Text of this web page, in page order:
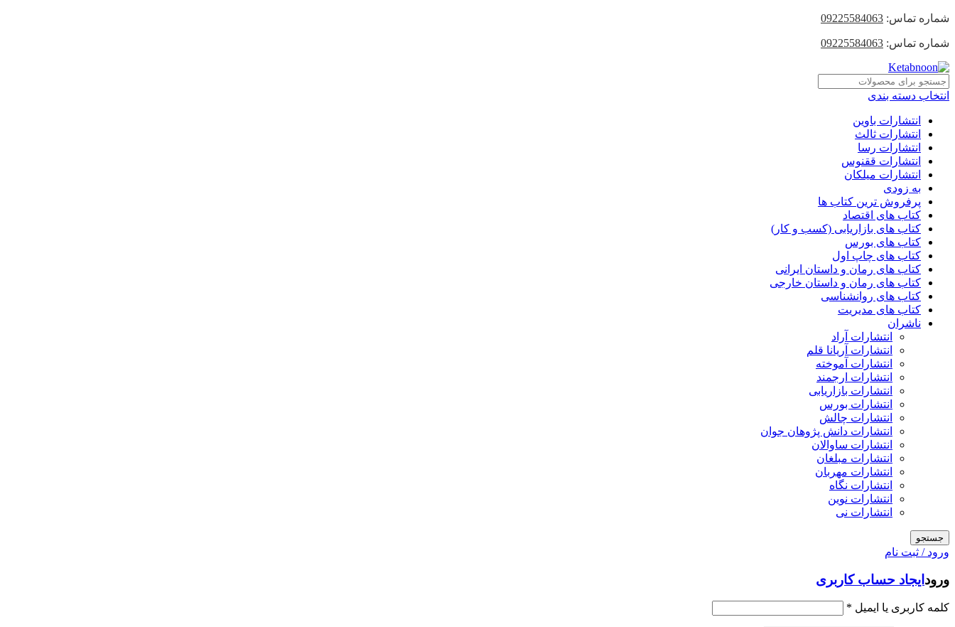
شماره تماس: 09225584063
شماره تماس: 09225584063
انتخاب دسته بندی
انتشارات باوین
انتشارات ثالث
انتشارات رسا
انتشارات ققنوس
انتشارات میلکان
به زودی
پرفروش ترین کتاب ها
کتاب های اقتصاد
کتاب های بازاریابی (کسب و کار)
کتاب های بورس
کتاب های چاپ اول
کتاب های رمان و داستان ایرانی
کتاب های رمان و داستان خارجی
کتاب های روانشناسی
کتاب های مدیریت
ناشران
انتشارات آراد
انتشارات آریانا قلم
انتشارات آموخته
انتشارات ارجمند
انتشارات بازاریابی
انتشارات بورس
انتشارات چالش
انتشارات دانش پژوهان جوان
انتشارات ساوالان
انتشارات مبلغان
انتشارات مهربان
انتشارات نگاه
انتشارات نوین
انتشارات نی
جستجو
ورود / ثبت نام
ورود ایجاد حساب کاربری
کلمه کاربری یا ایمیل *